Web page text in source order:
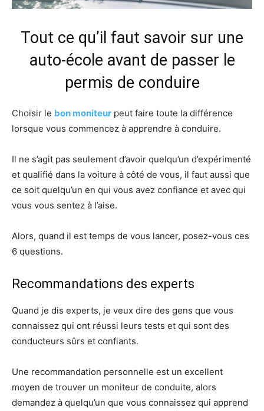
Tout ce qu’il faut savoir sur une
auto-école avant de passer le
permis de conduire
Choisir le bon moniteur peut faire toute la différence
lorsque vous commencez à apprendre à conduire.
Il ne s’agit pas seulement d’avoir quelqu’un d’expérimenté
et qualifié dans la voiture à côté de vous, il faut aussi que
ce soit quelqu’un en qui vous avez confiance et avec qui
vous vous sentez à l’aise.
Alors, quand il est temps de vous lancer, posez-vous ces
6 questions.
Recommandations des experts
Quand je dis experts, je veux dire des gens que vous
connaissez qui ont réussi leurs tests et qui sont des
conducteurs sûrs et confiants.
Une recommandation personnelle est un excellent
moyen de trouver un moniteur de conduite, alors
demandez à quelqu’un que vous connaissez qui apprend